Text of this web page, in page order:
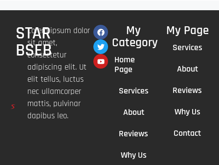
STAR
BSEB
Lorem ipsum dolor
sit amet,
consectetur
adipiscing elit. Ut
elit tellus, luctus
nec ullamcorper
mattis, pulvinar
dapibus leo.
My
Category
Home
Page
Services
About
Reviews
Why Us
My Page
Services
About
Reviews
Why Us
Contact